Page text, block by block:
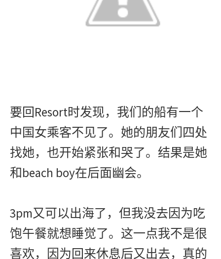
要回 Resort时发现，我们的船有一个
中国女乘客不见了。她的朋友们四处
找她，也开始紧张和哭了。结果是她
和 beach boy在后面幽会。
3pm又可以出海了，但我没去因为吃
饱午餐就想睡觉了。这一点我不是很
喜欢，因为回来休息后又出去，真的